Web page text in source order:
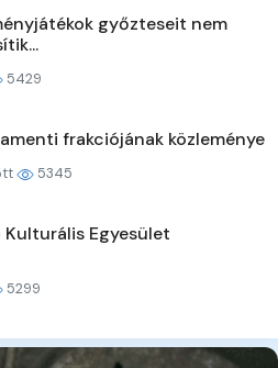
győzteseit nem
5429
frakciójának közleménye
5345
Kulturális Egyesület
5299